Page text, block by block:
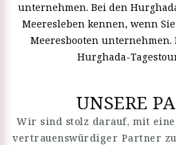
unternehmen. Bei den
Meeresleben kennen, wenn
Meeresbooten
Hurghada-
UNSERE
Wir sind stolz darauf, mit
vertrauenswürdiger Partner